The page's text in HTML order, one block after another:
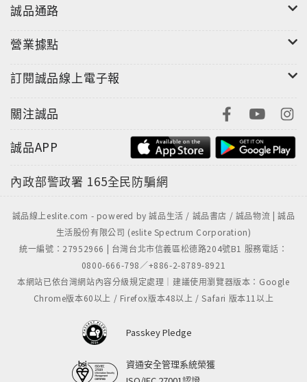
誠品通路
營業據點
訂閱誠品線上電子報
關注誠品
誠品APP
內政部警政署 165全民防騙網
誠品線上eslite.com - powered by 誠品生活 / 誠品書店 / 誠品物流 | 誠品
生活股份有限公司 (eslite Spectrum Corporation)
統一編號：27952966 | 台灣台北市信義區松德路204號B1 服務電話：
0800-666-798／+886-2-8789-8921
本網站已依台灣網站內容分級規定處理｜建議使用瀏覽器版本：Google
Chrome版本60以上 / Firefox版本48以上 / Safari 版本11以上
Passkey Pledge
資通安全管理系統榮獲